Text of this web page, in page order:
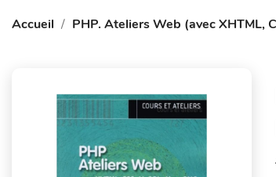
Accueil PHP. Ateliers Web (avec XHTML,